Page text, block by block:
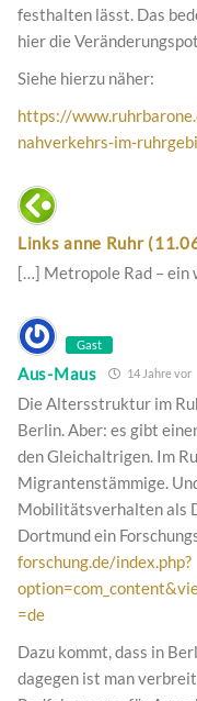
festhalten lässt. Das
hier die
Siehe hierzu näher:
https://
nahverkehrs-im-
Links anne Ruhr
[…] Metropole Rad – ein
Gast
Aus-Maus 14 Jahre vor
Die Altersstruktur im
Berlin. Aber: es gibt
den Gleichaltrigen. Im
Migrantenstämmige.
Mobilitätsverhalten als
Dortmund ein
forschung.de/index.php?
=de
Dazu kommt, dass in
dagegen ist man